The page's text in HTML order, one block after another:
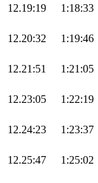
12.19:19 1:18:33
12.20:32 1:19:46
12.21:51 1:21:05
12.23:05 1:22:19
12.24:23 1:23:37
12.25:47 1:25:02